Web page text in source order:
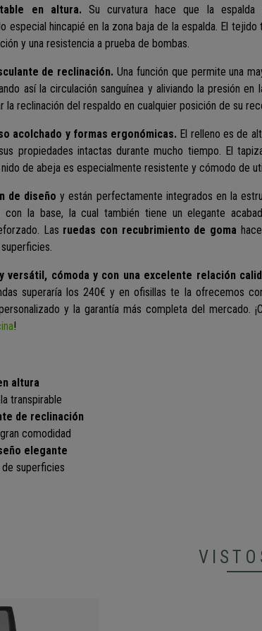
en altura. Su curvatura hace que la espalda
especial hincapié en la zona baja de la espalda. El tejido
y una resistencia a prueba de bombas.
de reclinación. Una función que permite una
así la circulación sanguínea y aliviando la presión en
la reclinación del respaldo en cualquier posición de su
acolchado y formas ergonómicas. El relleno es de
propiedades intactas durante mucho tiempo. El
de abeja es especialmente resistente y cómodo de
de diseñoy están perfectamente integrados en la
la base, la cual también tiene un elegante
Las ruedas con recubrimiento de goma
versátil, cómoda y con una excelente relación
superaría los 240€ y en ofisillas te la ofrecemos
y la garantía más completa del mercado.
!
altura
transpirable
de reclinación
comodidad
elegante
de superficies